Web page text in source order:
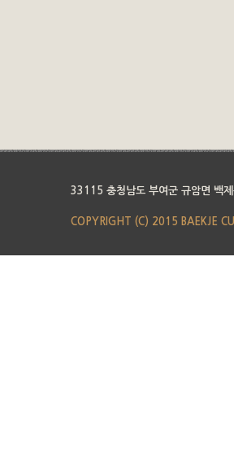
33115 충청남도 부여군 규암면 백
COPYRIGHT (C) 2015 BAEKJE